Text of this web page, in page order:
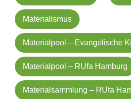
Materialismus
Materialpool – Evangelische
Materialpool – RUfa Hamburg
Materialsammlung – RUfa